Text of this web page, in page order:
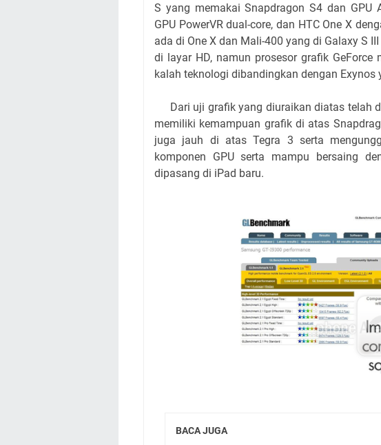
S yang memakai Snapdragon S4 dan GPU
GPU PowerVR dual-core, dan HTC One X
ada di One X dan Mali-400 yang di Galaxy S
di layar HD, namun prosesor grafik
kalah teknologi dibandingkan dengan Exynos
Dari uji grafik yang diuraikan diatas telah
memiliki kemampuan grafik di atas
juga jauh di atas Tegra 3 serta
komponen GPU serta mampu bersaing
dipasang di iPad baru.
BACA JUGA